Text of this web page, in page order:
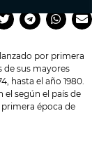
por primera
de sus mayores
hasta el año 1980.
el según el país de
época de